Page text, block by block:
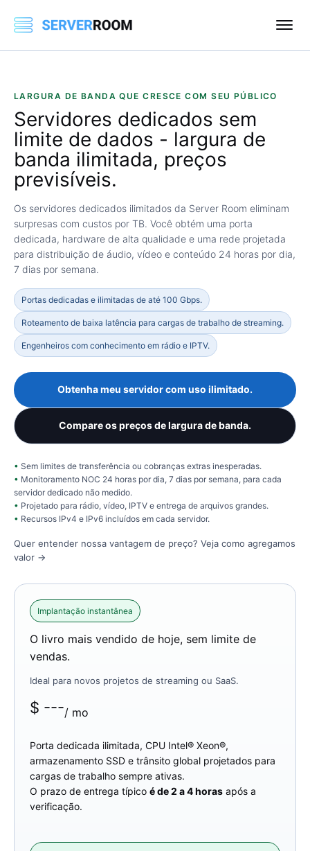
LARGURA DE BANDA QUE CRESCE COM SEU PÚBLICO
Servidores dedicados sem
limite de dados - largura de
banda ilimitada, preços
previsíveis.
Os servidores dedicados ilimitados da Server Room eliminam
surpresas com custos por TB. Você obtém uma porta
dedicada, hardware de alta qualidade e uma rede projetada
para distribuição de áudio, vídeo e conteúdo 24 horas por dia,
7 dias por semana.
Portas dedicadas e ilimitadas de até 100 Gbps.
Roteamento de baixa latência para cargas de trabalho de streaming.
Engenheiros com conhecimento em rádio e IPTV.
Obtenha meu servidor com uso ilimitado.
Compare os preços de largura de banda.
Sem limites de transferência ou cobranças extras inesperadas.
Monitoramento NOC 24 horas por dia, 7 dias por semana, para cada
servidor dedicado não medido.
Projetado para rádio, vídeo, IPTV e entrega de arquivos grandes.
Recursos IPv4 e IPv6 incluídos em cada servidor.
Quer entender nossa vantagem de preço? Veja como agregamos
valor →
Implantação instantânea
O livro mais vendido de hoje, sem limite de
vendas.
Ideal para novos projetos de streaming ou SaaS.
$ ---/ mo
Porta dedicada ilimitada, CPU Intel® Xeon®,
armazenamento SSD e trânsito global projetados para
cargas de trabalho sempre ativas.
O prazo de entrega típico é de 2 a 4 horas após a
verificação.